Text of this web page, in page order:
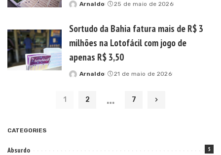
Posted
Arnaldo 25 de maio de 2026
Sortudo da Bahia fatura mais de R$ 3
milhões na Lotofácil com jogo de
apenas R$ 3,50
Posted
Arnaldo 21 de maio de 2026
1 2 … 7
CATEGORIES
Absurdo 5